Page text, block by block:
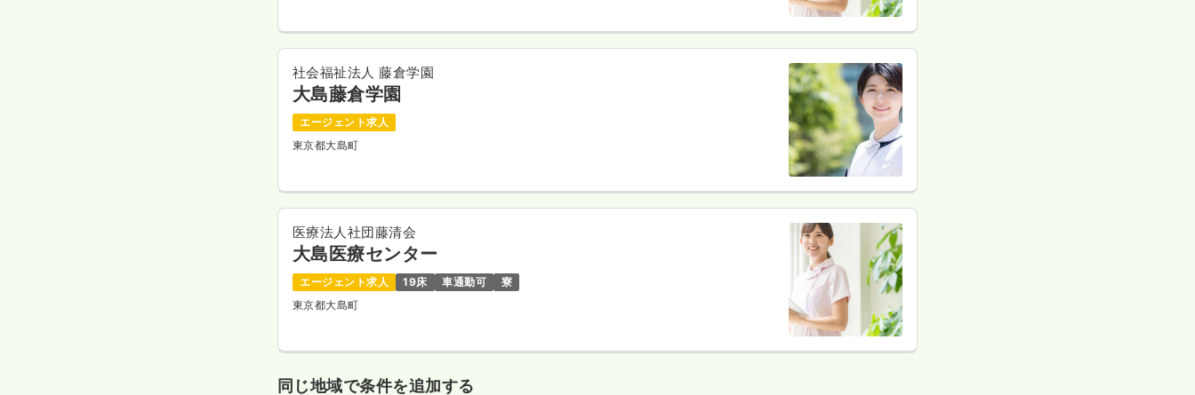
社会福祉法人 藤倉学園
大島藤倉学園
エージェント求人
東京都大島町
医療法人社団藤清会
大島医療センター
エージェント求人 19床 車通勤可
寮
東京都大島町
同じ地域で条件を追加する